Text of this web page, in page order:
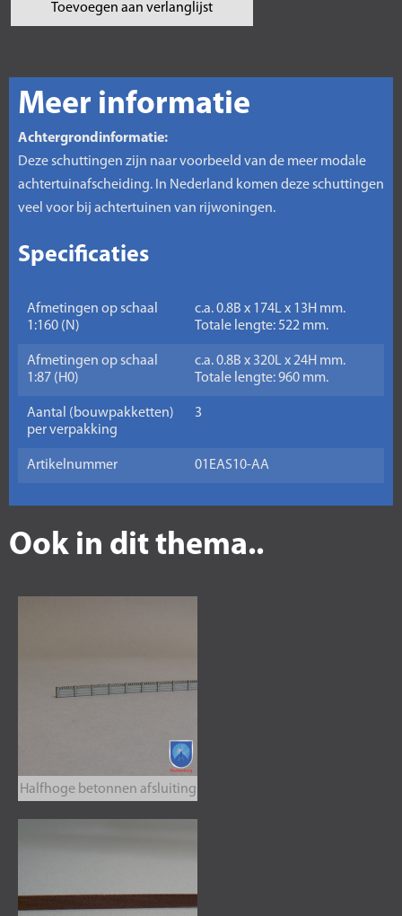
Toevoegen aan verlanglijst
Meer informatie
Achtergrondinformatie:
Deze schuttingen zijn naar voorbeeld van de meer modale
achtertuinafscheiding. In Nederland komen deze schuttingen
veel voor bij achtertuinen van rijwoningen.
Specificaties
Afmetingen op schaal
1:160 (N)
c.a. 0.8B x 174L x 13H mm.
Totale lengte: 522 mm.
Afmetingen op schaal
1:87 (H0)
c.a. 0.8B x 320L x 24H mm.
Totale lengte: 960 mm.
Aantal (bouwpakketten)
per verpakking
3
Artikelnummer 01EAS10-AA
Ook in dit thema..
Halfhoge betonnen afsluiting